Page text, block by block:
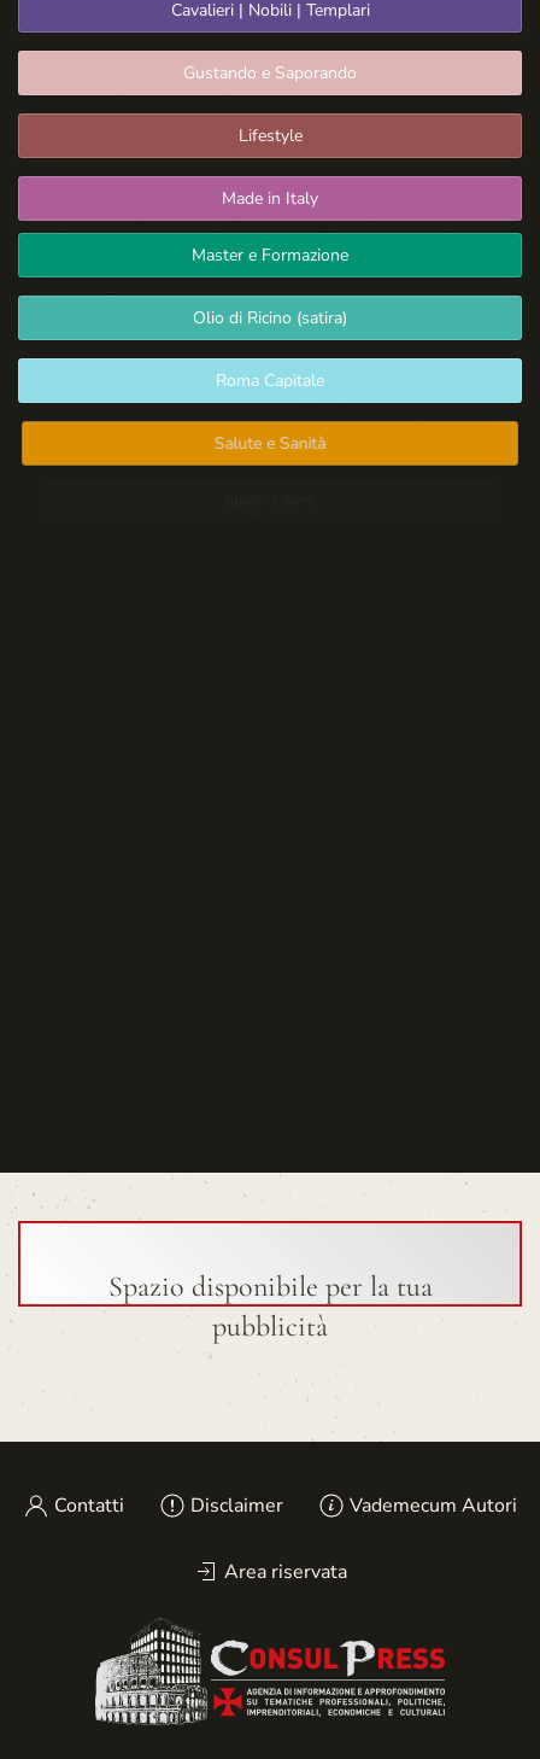
Cavalieri | Nobili | Templari
Gustando e Saporando
Lifestyle
Made in Italy
Master e Formazione
Olio di Ricino (satira)
Roma Capitale
Salute e Sanità
Spazio disponibile per la tua
pubblicità
Contatti Disclaimer Vademecum Autori
Area riservata